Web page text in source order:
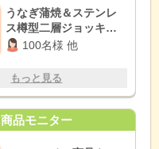
うなぎ蒲焼＆ステンレ
ス樽型二層ジョッキ＆
冷蔵庫 他
100名様 他
もっと見る
商品モニター